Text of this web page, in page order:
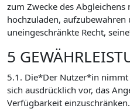
zum Zwecke des
hochzuladen,
uneingeschränkte Recht,
5
5.1. Die*Der Nutzer*in nimmt
sich ausdrücklich vor, das
Verfügbarkeit